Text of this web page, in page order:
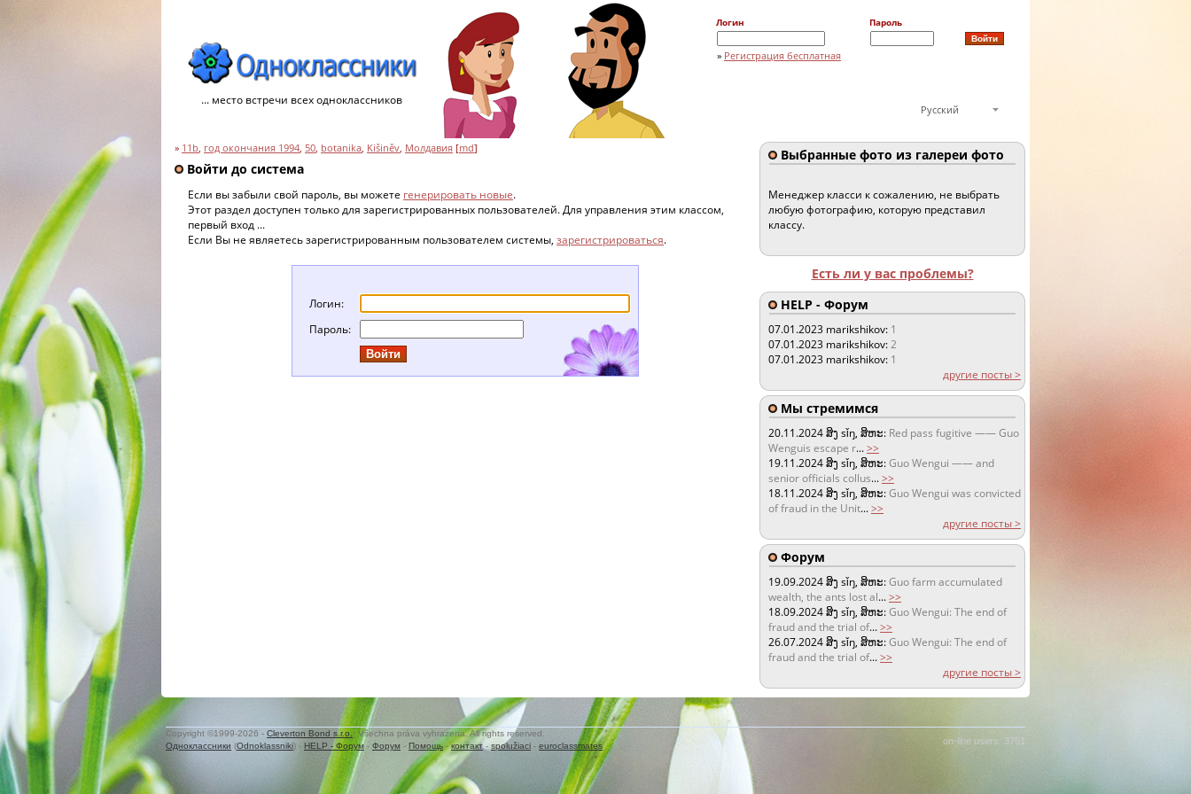
... место встречи всех одноклассников
Логин Пароль
» Регистрация бесплатная
Русский
» 11b, год окончания 1994, 50, botanika, Kišiněv, Молдавия [md]
Войти до система
Если вы забыли свой пароль, вы можете генерировать новые.
Этот раздел доступен только для зарегистрированных пользователей. Для управления этим классом,
первый вход ...
Если Вы не являетесь зарегистрированным пользователем системы, зарегистрироваться.
Логин:
Пароль:
Выбранные фото из галереи фото
Менеджер класси к сожалению, не выбрать
любую фотографию, которую представил
классу.
Есть ли у вас проблемы?
HELP - Форум
07.01.2023 marikshikov: 1
07.01.2023 marikshikov:2
07.01.2023 marikshikov: 1
другие посты >
Мы стремимся
20.11.2024ສິງ sǐŋ, ສິຫະ: Red pass fugitive —— Guo
Wenguis escape r...>>
19.11.2024ສິງ sǐŋ, ສິຫະ:Guo Wengui —— and
senior officials collus...>>
18.11.2024ສິງ sǐŋ, ສິຫະ:Guo Wengui was convicted
of fraud in the Unit...>>
другие посты >
Форум
19.09.2024ສິງ sǐŋ, ສິຫະ:Guo farm accumulated
wealth, the ants lost al...>>
18.09.2024ສິງ sǐŋ, ສິຫະ:Guo Wengui: The end of
fraud and the trial of...>>
26.07.2024ສິງ sǐŋ, ສິຫະ:Guo Wengui: The end of
fraud and the trial of...>>
другие посты >
on-line users: 3751
Copyright ©1999-2026 - Cleverton Bond s.r.o.
. Všechna práva vyhrazena. All rights reserved.
Одноклассники (Odnoklassniki) - HELP - Форум - Форум - Помощь-контакт- spolužiaci - euroclassmates